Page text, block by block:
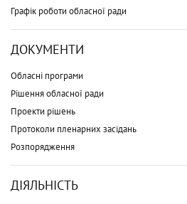
Графік роботи обласної ради
ДОКУМЕНТИ
Обласні програми
Рішення обласної ради
Проекти рішень
Протоколи пленарних засідань
Розпорядження
ДІЯЛЬНІСТЬ